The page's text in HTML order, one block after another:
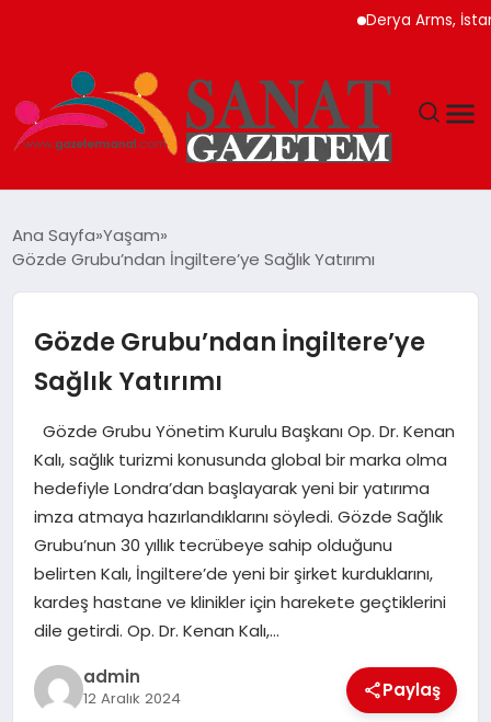
Derya Arms, İstanbul
SIYASET
SPOR
YAŞAM
EKONOMI
SAĞLIK
DÜNYA
EĞITIM
Ana Sayfa Yaşam
Gözde Grubu’ndan İngiltere’ye Sağlık Yatırımı
Gözde Grubu’ndan İngiltere’ye
Sağlık Yatırımı
Gözde Grubu Yönetim Kurulu Başkanı Op. Dr. Kenan
Kalı, sağlık turizmi konusunda global bir marka olma
hedefiyle Londra’dan başlayarak yeni bir yatırıma
imza atmaya hazırlandıklarını söyledi. Gözde Sağlık
Grubu’nun 30 yıllık tecrübeye sahip olduğunu
belirten Kalı, İngiltere’de yeni bir şirket kurduklarını,
kardeş hastane ve klinikler için harekete geçtiklerini
dile getirdi. Op. Dr. Kenan Kalı,…
admin
12 Aralık 2024 Paylaş